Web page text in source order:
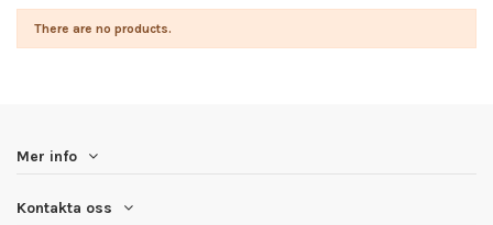
There are no products.
Mer info
Kontakta oss